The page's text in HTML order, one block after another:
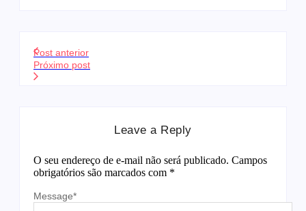
Post anterior
Próximo post
Leave a Reply
O seu endereço de e-mail não será publicado. Campos
obrigatórios são marcados com *
Message*